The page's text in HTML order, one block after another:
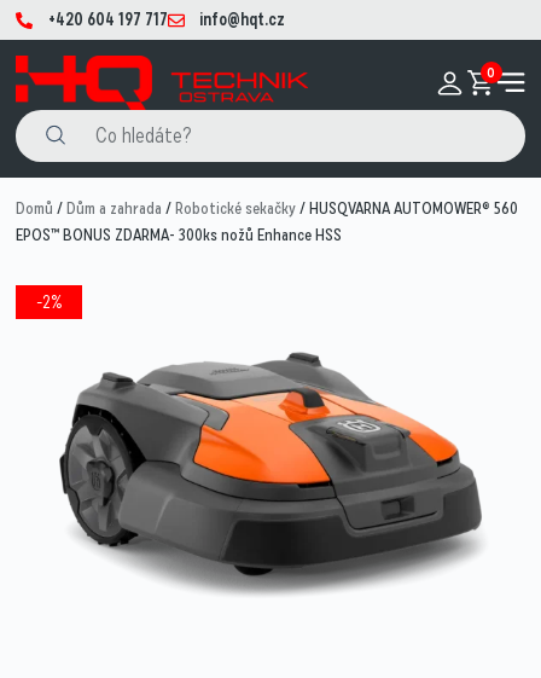
+420 604 197 717 info@hqt.cz
0
Domů /Dům a zahrada /Robotické sekačky/ HUSQVARNA AUTOMOWER® 560
EPOS™ BONUS ZDARMA- 300ks nožů Enhance HSS
-2%